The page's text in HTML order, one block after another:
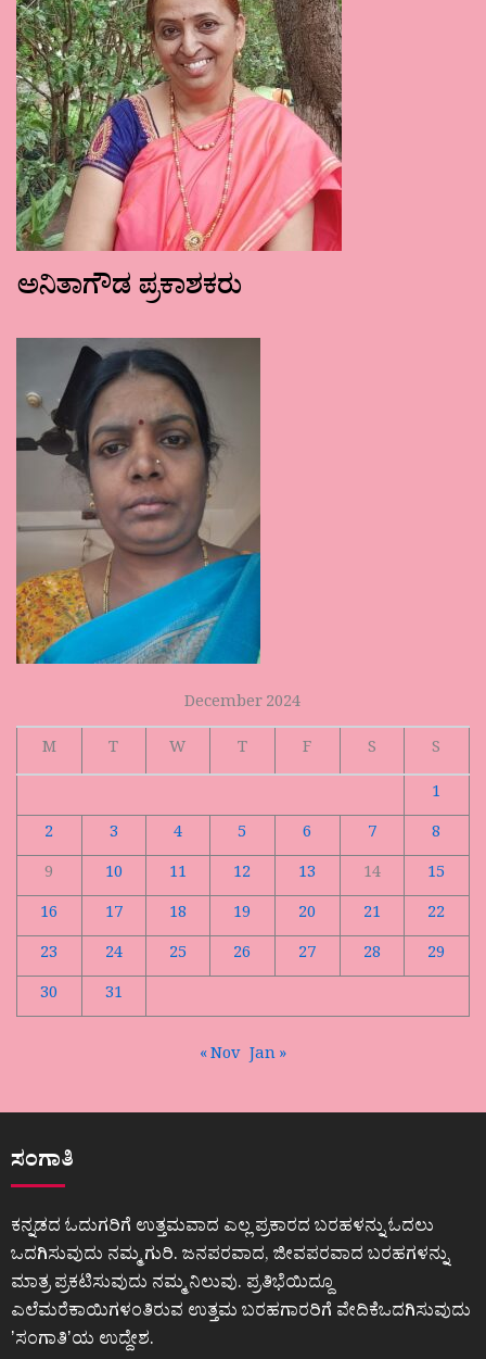
ಅನಿತಾಗೌಡ ಪ್ರಕಾಶಕರು
December 2024
M
T W T F S
S
1
2
3 4 5 6 7
8
9
10 11 12 13 14
15
16
17 18 19 20 21
22
23
24 25 26 27 28
29
30
31
« Nov Jan »
ಸಂಗಾತಿ
ಕನ್ನಡದ ಓದುಗರಿಗೆ ಉತ್ತಮವಾದ ಎಲ್ಲ ಪ್ರಕಾರದ ಬರಹಳನ್ನು ಓದಲು
ಒದಗಿಸುವುದು ನಮ್ಮ ಗುರಿ. ಜನಪರವಾದ, ಜೀವಪರವಾದ ಬರಹಗಳನ್ನು
ಮಾತ್ರ ಪ್ರಕಟಿಸುವುದು ನಮ್ಮ ನಿಲುವು. ಪ್ರತಿಭೆಯಿದ್ದೂ
ಎಲೆಮರೆಕಾಯಿಗಳಂತಿರುವ ಉತ್ತಮ ಬರಹಗಾರರಿಗೆ ವೇದಿಕೆಒದಗಿಸುವುದು
ʼಸಂಗಾತಿʼಯ ಉದ್ದೇಶ.